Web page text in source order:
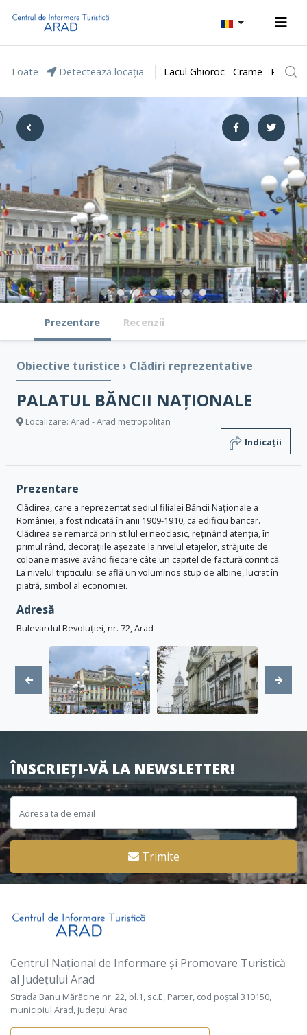
Toate Detectează locația Lacul Ghioroc Crame Parcul
Prezentare Recenzii
Obiective turistice › Clădiri reprezentative
PALATUL BĂNCII NAȚIONALE
Localizare: Arad - Arad metropolitan
Indicații
Prezentare
Clădirea, care a reprezentat sediul filialei Băncii Naționale a
României, a fost ridicată în anii 1909-1910, ca edificiu bancar.
Clădirea se remarcă prin stilul ei neoclasic, reținând atenția, în
primul rând, decorațiile așezate la nivelul etajelor, străjuite de
coloane masive având fiecare câte un capitel de factură corintică.
La nivelul tripticului se află un voluminos stup de albine, lucrat în
piatră, simbol al economiei.
Adresă
Bulevardul Revoluției, nr. 72, Arad
ÎNSCRIEȚI-VĂ LA NEWSLETTER!
Trimite
Centrul Național de Informare și Promovare Turistică
al Județului Arad
Strada Banu Mărăcine nr. 22, bl.1, sc.E, Parter, cod poștal 310150,
municipiul Arad, județul Arad